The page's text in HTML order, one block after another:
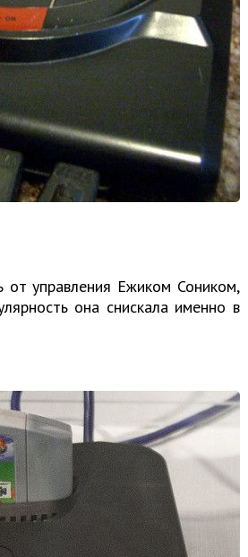
управления Ежиком Соником,
она снискала именно в